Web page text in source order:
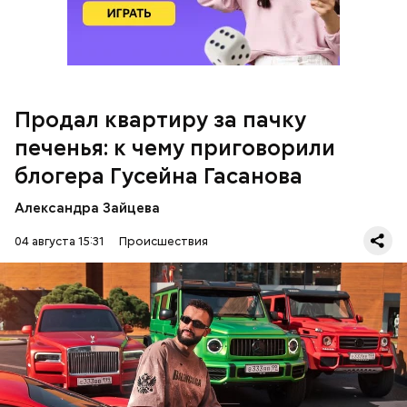
Продал квартиру за пачку
печенья: к чему приговорили
блогера Гусейна Гасанова
Александра Зайцева
04 августа 15:31 Происшествия
В мае 2025 года МВД РФ объявило в
международный розыскблогера Гусейна Гасанова.
В его отношении возбудили уголовное дело о
Фото: База розыска МВД РФ
распределил между родственниками и